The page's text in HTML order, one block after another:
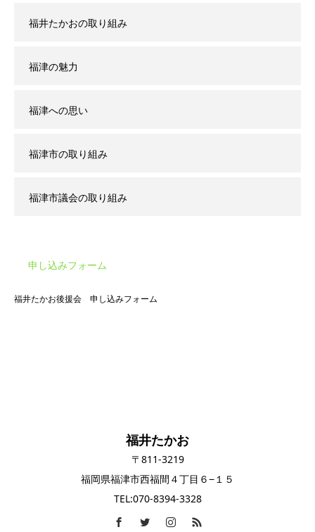
福井たかおの取り組み
福津の魅力
福津への思い
福津市の取り組み
福津市議会の取り組み
申し込みフォーム
福井たかお後援会 申し込みフォーム
福井たかお
〒811-3219
福岡県福津市西福間４丁目６−１５
TEL:070-8394-3328